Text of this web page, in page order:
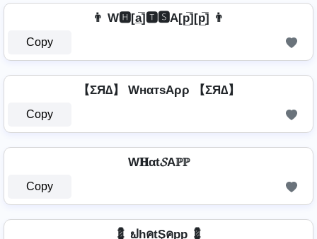
👨 W🅷[a̲̅]🆃🆂A[p̲̅][p̲̅] 👨
Copy
【ΣЯ∆】 WнαтѕAρρ 【ΣЯ∆】
Copy
W𝐇αt𝓢Aℙℙ
Copy
💈 ຟhคtŞคpp 💈